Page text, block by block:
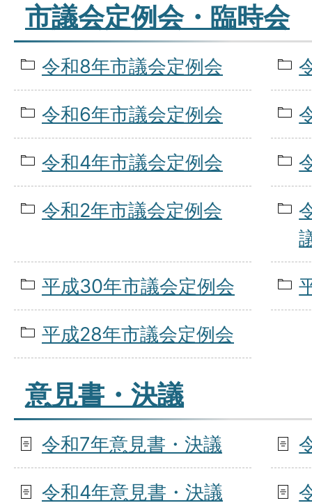
市議会定例会・臨時会
令和8年市議会定例会
令和6年市議会定例会
令和4年市議会定例会
令和2年市議会定例会
平成30年市議会定例会
平成28年市議会定例会
意見書・決議
令和7年意見書・決議
令和4年意見書・決議